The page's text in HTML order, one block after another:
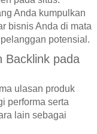
Anda kumpulkan
bisnis Anda di mata
potensial.
Backlink pada
ulasan produk
performa serta
lain sebagai